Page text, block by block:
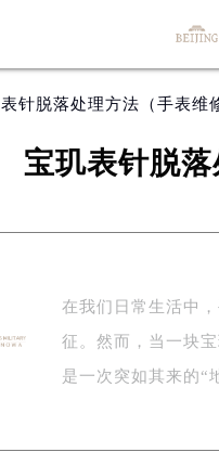
针脱落处理方法（手表维
宝玑表针脱
在我们日常生活中
征。然而，当一块
是一次突如其来的“